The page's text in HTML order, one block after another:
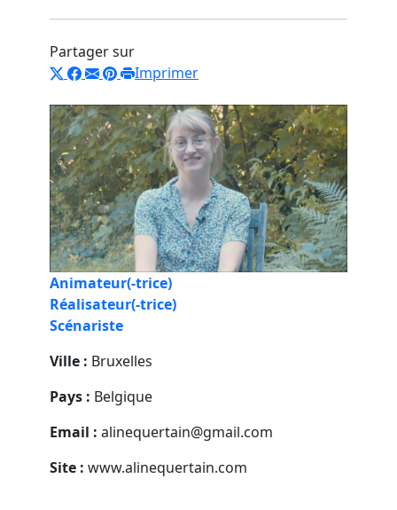
Partager sur
Imprimer
Animateur(-trice)
Réalisateur(-trice)
Scénariste
Ville : Bruxelles
Pays : Belgique
Email : alinequertain@gmail.com
Site : www.alinequertain.com